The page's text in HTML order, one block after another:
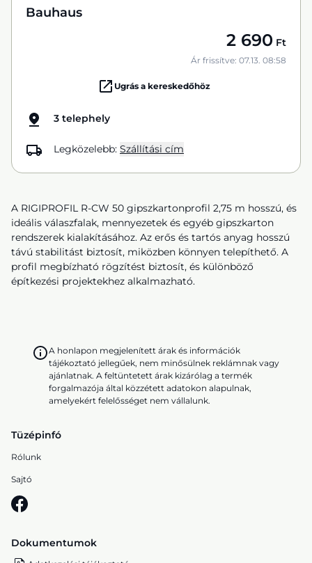
Bauhaus
2 690 Ft
Ár frissítve: 07.13. 08:58
Ugrás a kereskedőhöz
3 telephely
Legközelebb: Szállítási cím
A RIGIPROFIL R-CW 50 gipszkartonprofil 2,75 m hosszú, és
ideális válaszfalak, mennyezetek és egyéb gipszkarton
rendszerek kialakításához. Az erős és tartós anyag hosszú
távú stabilitást biztosít, miközben könnyen telepíthető. A
profil megbízható rögzítést biztosít, és különböző
építkezési projektekhez alkalmazható.
A honlapon megjelenített árak és információk
tájékoztató jellegűek, nem minősülnek reklámnak vagy
ajánlatnak. A feltüntetett árak kizárólag a termék
forgalmazója által közzétett adatokon alapulnak,
amelyekért felelősséget nem vállalunk.
Tüzépinfó
Rólunk
Sajtó
Dokumentumok